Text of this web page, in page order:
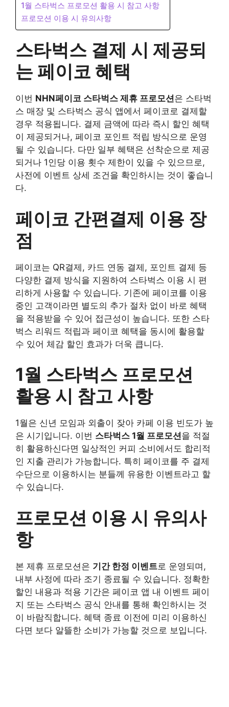
1월 스타벅스 프로모션 활용 시 참고 사항
프로모션 이용 시 유의사항
스타벅스 결제 시 제공되
는 페이코 혜택
이번 NHN페이코 스타벅스 제휴 프로모션은 스타벅
스 매장 및 스타벅스 공식 앱에서 페이코로 결제할
경우 적용됩니다. 결제 금액에 따라 즉시 할인 혜택
이 제공되거나, 페이코 포인트 적립 방식으로 운영
될 수 있습니다. 다만 일부 혜택은 선착순으로 제공
되거나 1인당 이용 횟수 제한이 있을 수 있으므로,
사전에 이벤트 상세 조건을 확인하시는 것이 좋습니
다.
페이코 간편결제 이용 장
점
페이코는 QR결제, 카드 연동 결제, 포인트 결제 등
다양한 결제 방식을 지원하여 스타벅스 이용 시 편
리하게 사용할 수 있습니다. 기존에 페이코를 이용
중인 고객이라면 별도의 추가 절차 없이 바로 혜택
을 적용받을 수 있어 접근성이 높습니다. 또한 스타
벅스 리워드 적립과 페이코 혜택을 동시에 활용할
수 있어 체감 할인 효과가 더욱 큽니다.
1월 스타벅스 프로모션
활용 시 참고 사항
1월은 신년 모임과 외출이 잦아 카페 이용 빈도가 높
은 시기입니다. 이번 스타벅스 1월 프로모션을 적절
히 활용하신다면 일상적인 커피 소비에서도 합리적
인 지출 관리가 가능합니다. 특히 페이코를 주 결제
수단으로 이용하시는 분들께 유용한 이벤트라고 할
수 있습니다.
프로모션 이용 시 유의사
항
본 제휴 프로모션은 기간 한정 이벤트로 운영되며,
내부 사정에 따라 조기 종료될 수 있습니다. 정확한
할인 내용과 적용 기간은 페이코 앱 내 이벤트 페이
지 또는 스타벅스 공식 안내를 통해 확인하시는 것
이 바람직합니다. 혜택 종료 이전에 미리 이용하신
다면 보다 알뜰한 소비가 가능할 것으로 보입니다.